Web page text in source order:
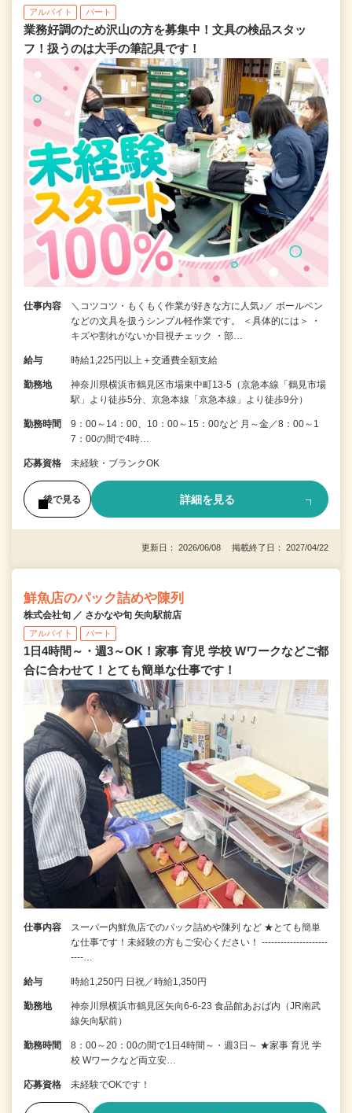
アルバイト パート
業務好調のため沢山の方を募集中！文具の検品スタッ
フ！扱うのは大手の筆記具です！
仕事内容
＼コツコツ・もくもく作業が好きな方に人気♪／ ボールペン
などの文具を扱うシンプル軽作業です。 ＜具体的には＞ ・
キズや割れがないか目視チェック ・部…
給与 時給1,225円以上＋交通費全額支給
勤務地
神奈川県横浜市鶴見区市場東中町13-5（京急本線「鶴見市場
駅」より徒歩5分、京急本線「京急本線」より徒歩9分）
勤務時間
9：00～14：00、10：00～15：00など 月～金／8：00～1
7：00の間で4時…
応募資格 未経験・ブランクOK
後で見る 詳細を見る
更新日： 2026/06/08 掲載終了日： 2027/04/22
鮮魚店のパック詰めや陳列
株式会社旬 ／ さかなや旬 矢向駅前店
アルバイト パート
1日4時間～・週3～OK！家事 育児 学校 Wワークなどご都
合に合わせて！とても簡単な仕事です！
仕事内容
スーパー内鮮魚店でのパック詰めや陳列 など ★とても簡単
な仕事です！未経験の方もご安心ください！ ---------------------
----…
給与 時給1,250円 日祝／時給1,350円
勤務地
神奈川県横浜市鶴見区矢向6-6-23 食品館あおば内（JR南武
線矢向駅前）
勤務時間
8：00～20：00の間で1日4時間～・週3日～ ★家事 育児 学
校 Wワークなど両立安…
応募資格 未経験でOKです！